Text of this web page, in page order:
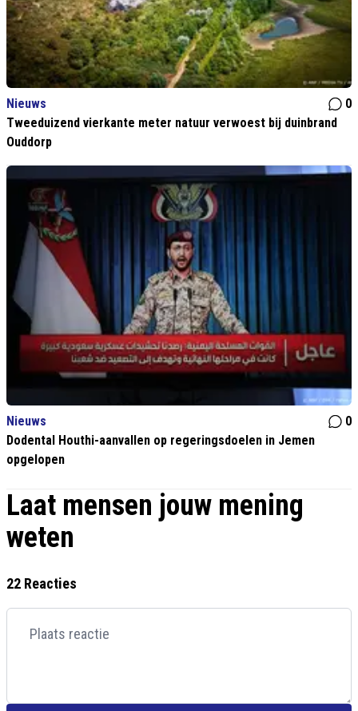
Nieuws
0
Tweeduizend vierkante meter natuur verwoest bij duinbrand
Ouddorp
Nieuws
0
Dodental Houthi-aanvallen op regeringsdoelen in Jemen
opgelopen
Laat mensen jouw mening
weten
22 Reacties